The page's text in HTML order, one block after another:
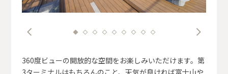
360度ビューの開放的な空間をお楽しみいただけます。第
3ターミナルはもちろんのこと、天気が良ければ富士山や